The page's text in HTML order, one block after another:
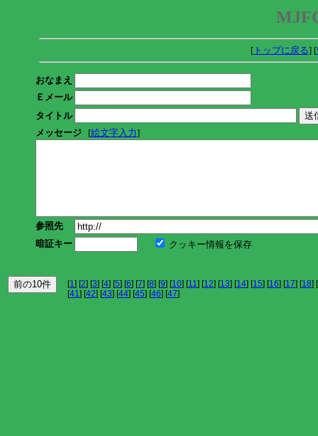
[トップに戻る] [
おなまえ
Ｅメール
タイトル
メッセージ [絵文字入力]
参照先
暗証キー
クッキー情報を保存
[1] [2] [3] [4] [5] [6] [7] [8] [9] [10] [11] [12] [13] [14] [15] [16] [17] [18] [
[41] [42] [43] [44] [45] [46] [47]